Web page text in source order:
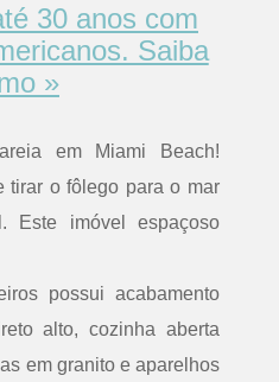
30 anos com
Saiba
»
em Miami Beach!
tirar o fôlego para o mar
Este imóvel espaçoso
possui acabamento
alto, cozinha aberta
em granito e aparelhos